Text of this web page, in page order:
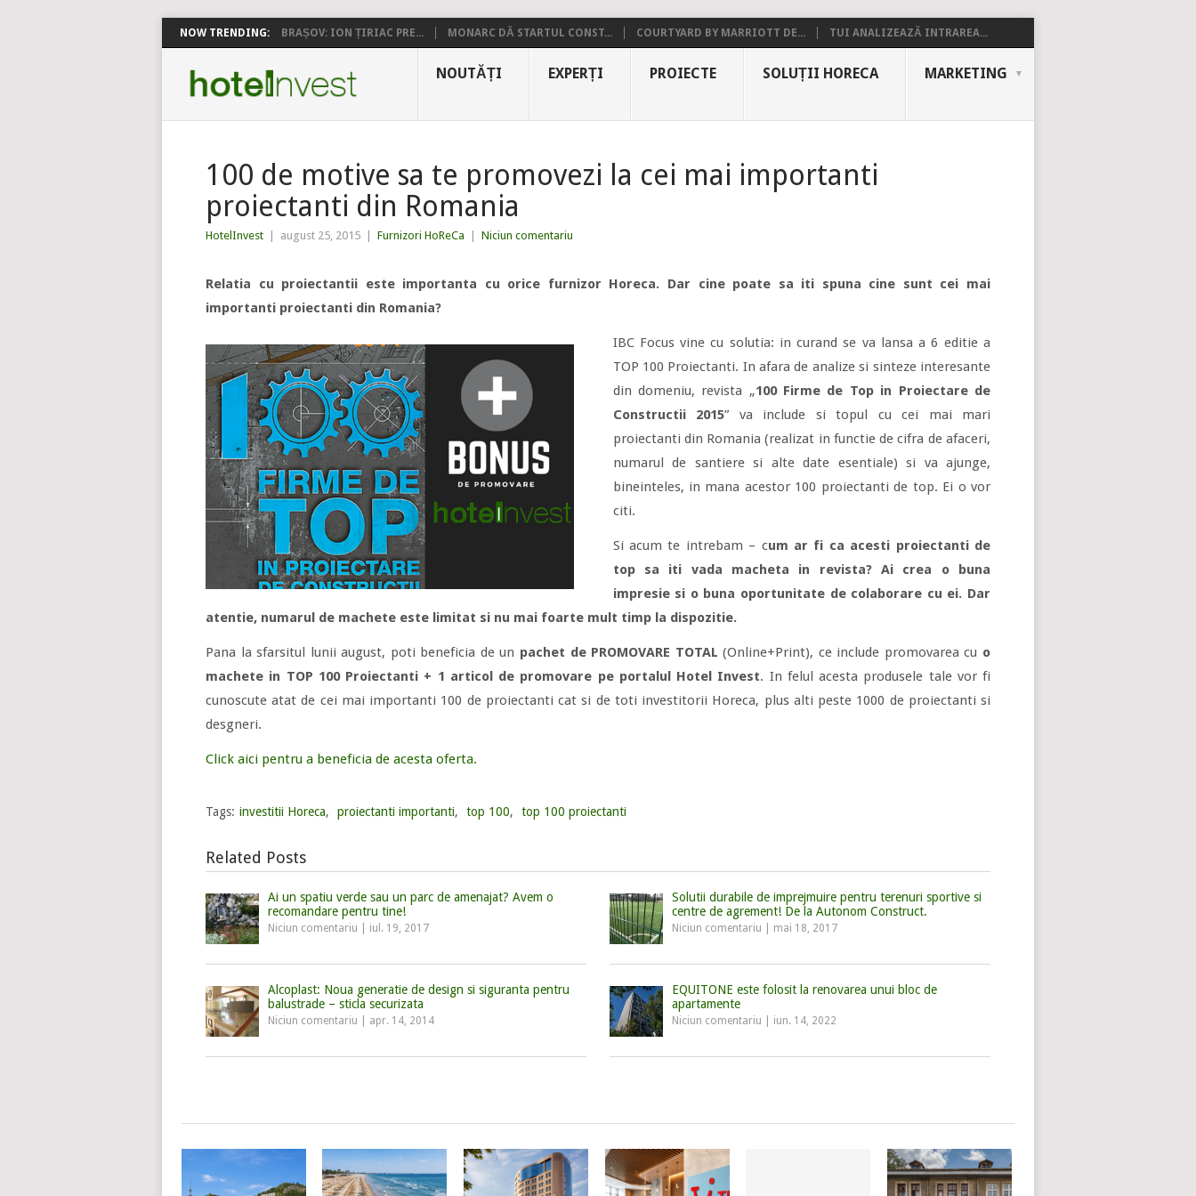
NOW TRENDING: BRAȘOV: ION ȚIRIAC PRE... MONARC DĂ STARTUL CONST... COURTYARD BY MARRIOTT DE... TUI ANALIZEAZĂ INTRAREA...
NOUTĂȚI EXPERȚI PROIECTE SOLUȚII HORECA MARKETING
100 de motive sa te promovezi la cei mai importanti
proiectanti din Romania
HotelInvest august 25, 2015 Furnizori HoReCa Niciun comentariu
Relatia cu proiectantii este importanta cu orice furnizor Horeca. Dar cine poate sa iti spuna cine sunt cei mai
importanti proiectanti din Romania?
IBC Focus vine cu solutia: in curand se va lansa a 6 editie a
TOP 100 Proiectanti. In afara de analize si sinteze interesante
din domeniu, revista „100 Firme de Top in Proiectare de
Constructii 2015” va include si topul cu cei mai mari
proiectanti din Romania (realizat in functie de cifra de afaceri,
numarul de santiere si alte date esentiale) si va ajunge,
bineinteles, in mana acestor 100 proiectanti de top. Ei o vor
citi.
Si acum te intrebam – cum ar fi ca acesti proiectanti de
top sa iti vada macheta in revista? Ai crea o buna
impresie si o buna oportunitate de colaborare cu ei. Dar
atentie, numarul de machete este limitat si nu mai foarte mult timp la dispozitie.
Pana la sfarsitul lunii august, poti beneficia de un pachet de PROMOVARE TOTAL (Online+Print), ce include promovarea cu o
machete in TOP 100 Proiectanti + 1 articol de promovare pe portalul Hotel Invest. In felul acesta produsele tale vor fi
cunoscute atat de cei mai importanti 100 de proiectanti cat si de toti investitorii Horeca, plus alti peste 1000 de proiectanti si
desgneri.
Click aici pentru a beneficia de acesta oferta.
Tags: investitii Horeca, proiectanti importanti, top 100, top 100 proiectanti
Related Posts
Ai un spatiu verde sau un parc de amenajat? Avem o
recomandare pentru tine!
Niciun comentariu iul. 19, 2017
Solutii durabile de imprejmuire pentru terenuri sportive si
centre de agrement! De la Autonom Construct.
Niciun comentariu mai 18, 2017
Alcoplast: Noua generatie de design si siguranta pentru
balustrade – sticla securizata
Niciun comentariu apr. 14, 2014
EQUITONE este folosit la renovarea unui bloc de
apartamente
Niciun comentariu iun. 14, 2022